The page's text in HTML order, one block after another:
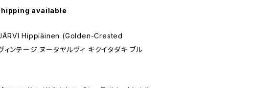
available
Hippiäinen (Golden-Crested
ンテージ ヌータヤルヴィ キクイタダキ ブル